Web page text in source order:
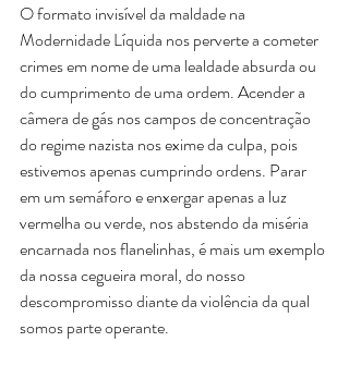
O formato invisível da maldade na
Modernidade Líquida nos perverte a cometer
crimes em nome de uma lealdade absurda ou
do cumprimento de uma ordem. Acender a
câmera de gás nos campos de concentração
do regime nazista nos exime da culpa, pois
estivemos apenas cumprindo ordens. Parar
em um semáforo e enxergar apenas a luz
vermelha ou verde, nos abstendo da miséria
encarnada nos flanelinhas, é mais um exemplo
da nossa cegueira moral, do nosso
descompromisso diante da violência da qual
somos parte operante.